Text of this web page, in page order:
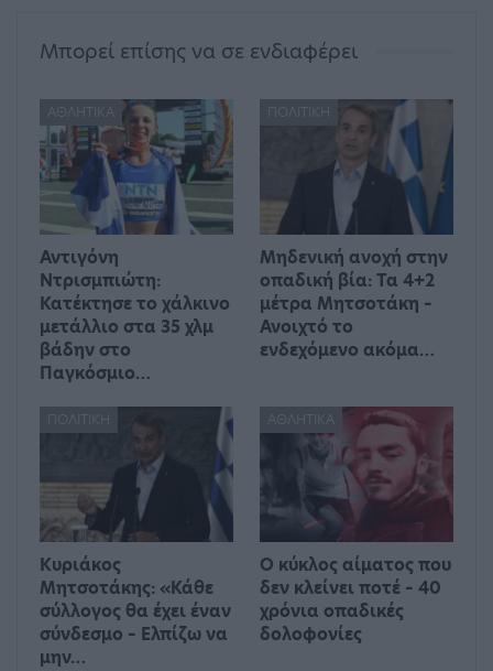
Μπορεί επίσης να σε ενδιαφέρει
ΑΘΛΗΤΙΚΆ
Αντιγόνη
Ντρισμπιώτη:
Κατέκτησε το χάλκινο
μετάλλιο στα 35 χλμ
βάδην στο
Παγκόσμιο…
ΠΟΛΙΤΙΚΉ
Μηδενική ανοχή στην
οπαδική βία: Τα 4+2
μέτρα Μητσοτάκη –
Ανοιχτό το
ενδεχόμενο ακόμα…
ΠΟΛΙΤΙΚΉ
Κυριάκος
Μητσοτάκης: «Κάθε
σύλλογος θα έχει έναν
σύνδεσμο – Ελπίζω να
μην…
ΑΘΛΗΤΙΚΆ
Ο κύκλος αίματος που
δεν κλείνει ποτέ – 40
χρόνια οπαδικές
δολοφονίες